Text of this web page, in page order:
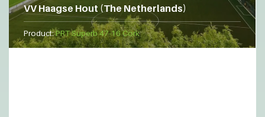
VV Haagse Hout (The Netherlands)
Product:PRT Superb 47-16 Cork